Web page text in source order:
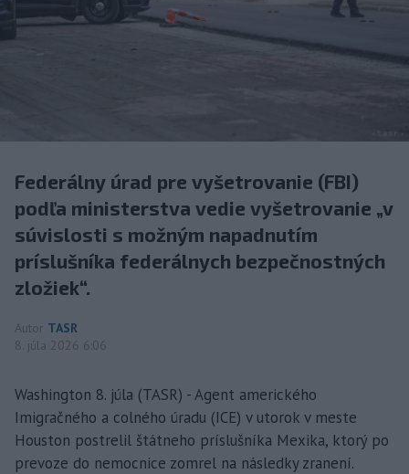
Federálny úrad pre vyšetrovanie (FBI)
podľa ministerstva vedie vyšetrovanie „v
súvislosti s možným napadnutím
príslušníka federálnych bezpečnostných
zložiek“.
Autor TASR
8. júla 2026 6:06
Washington 8. júla (TASR) - Agent amerického
Imigračného a colného úradu (ICE) v utorok v meste
Houston postrelil štátneho príslušníka Mexika, ktorý po
prevoze do nemocnice zomrel na následky zranení.